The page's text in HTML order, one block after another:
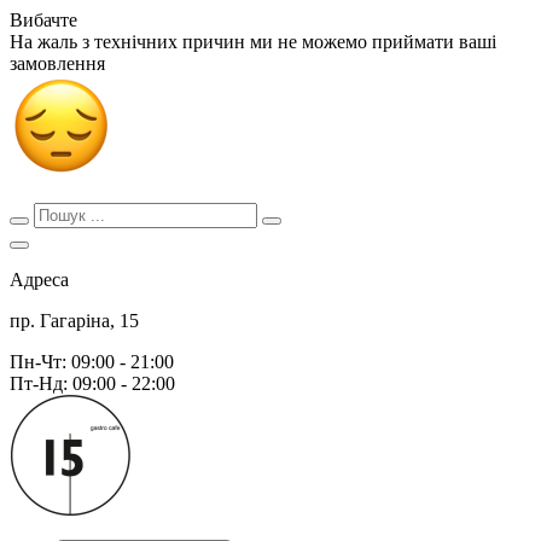
Вибачте
На жаль з технічних причин ми не можемо приймати ваші
замовлення
Адреса
пр. Гагаріна, 15
Пн-Чт: 09:00 - 21:00
Пт-Нд: 09:00 - 22:00